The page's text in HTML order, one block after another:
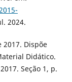
2024.
2017. Dispõe
Didático.
Seção 1, p.